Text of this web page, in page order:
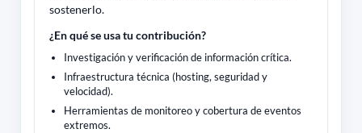
sostenerlo.
¿En qué se usa tu contribución?
Investigación y verificación de información crítica.
Infraestructura técnica (hosting, seguridad y
velocidad).
Herramientas de monitoreo y cobertura de eventos
extremos.